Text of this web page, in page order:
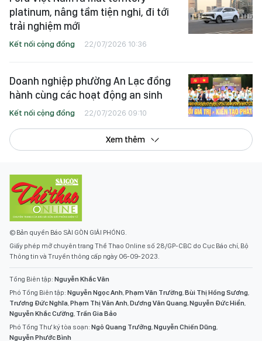
platinum, nâng tầm tiện nghi, đi tới
trải nghiệm mới
Kết nối cộng đồng 22/07/2026 10:36
Doanh nghiệp phường An Lạc đồng
hành cùng các hoạt động an sinh
Kết nối cộng đồng 22/07/2026 09:10
Xem thêm
© Bản quyền Báo SÀI GÒN GIẢI PHÓNG.
Giấy phép mở chuyên trang Thể Thao Online số 28/GP-CBC do Cục Báo chí, Bộ
Thông tin và Truyền thông cấp ngày 06-09-2023.
Tổng Biên tập: Nguyễn Khắc Văn
Phó Tổng Biên tập: Nguyễn Ngọc Anh Phạm Văn Trường Bùi Thị Hồng Sương
Trương Đức Nghĩa Phạm Thị Vân Anh Dương Văn Quang Nguyễn Đức Hiển
Nguyễn Khắc Cường Trần Gia Bảo
Phó Tổng Thư ký tòa soạn: Ngô Quang Trưởng Nguyễn Chiến Dũng
Nguyễn Phước Bình